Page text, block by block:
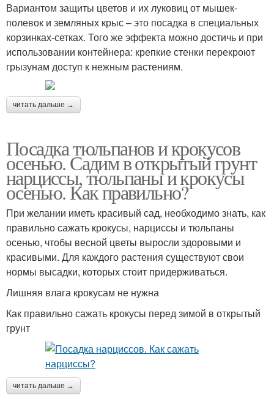
Вариантом защиты цветов и их луковиц от мышек-
полевок и земляных крыс – это посадка в специальных
корзинках-сетках. Того же эффекта можно достичь и при
использовании контейнера: крепкие стенки перекроют
грызунам доступ к нежным растениям.
читать дальше →
Посадка тюльпанов и крокусов
осенью. Садим в открытый грунт
нарциссы, тюльпаны и крокусы
осенью. Как правильно?
При желании иметь красивый сад, необходимо знать, как
правильно сажать крокусы, нарциссы и тюльпаны
осенью, чтобы весной цветы выросли здоровыми и
красивыми. Для каждого растения существуют свои
нормы высадки, которых стоит придерживаться.
Лишняя влага крокусам не нужна
Как правильно сажать крокусы перед зимой в открытый
грунт
читать дальше →